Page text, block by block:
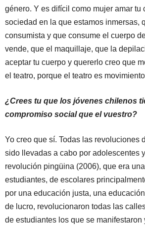
género. Y es difícil como mujer amar tu
sociedad en la que estamos inmersas,
consumista y que consume el cuerpo
vende, que el maquillaje, que la
aceptar tu cuerpo y quererlo creo que
el teatro, porque el teatro es
¿Crees tu que los jóvenes chilenos
compromiso social que el vuestro?
Yo creo que sí. Todas las revoluciones
sido llevadas a cabo por adolescentes
revolución pingüina (2006), que era
estudiantes, de escolares
por una educación justa, una
de lucro, revolucionaron todas las
de estudiantes los que se manifestaron